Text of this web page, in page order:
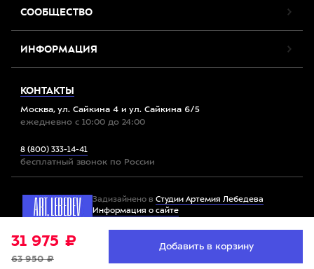
СООБЩЕСТВО
ИНФОРМАЦИЯ
КОНТАКТЫ
Москва, ул. Сайкина 4 и ул. Сайкина 6/5
ежедневно с 10:00 до 24:00
8 (800) 333-14-41
бесплатный звонок по России
Задизайнено в Студии Артемия Лебедева
Информация о сайте
Все права защищены. 2012-2026 © Спорт-Марафон
Мы используем файлы cookie. Продолжив работу с
условиями использования
файлов cookie
Принять
31 975 ₽
63 950 ₽
Добавить в корзину